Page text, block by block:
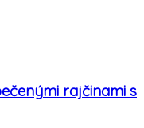
rajčinami s